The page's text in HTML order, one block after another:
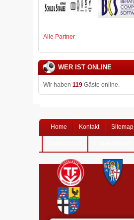
Alle Partner
WER IST ONLINE
Wir haben 119 Gäste online.
Home Kontakt Sitemap